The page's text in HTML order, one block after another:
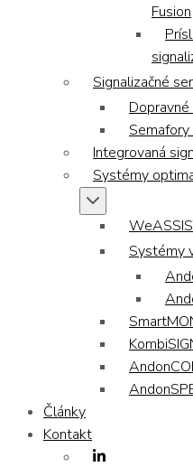
Fusion
Signalizačné
Integrovaná
Systémy
Systémy
Články
Kontakt